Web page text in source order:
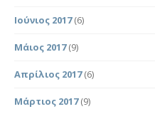
Ιούνιος 2017(6)
Μάιος 2017(9)
Απρίλιος 2017(6)
Μάρτιος 2017(9)